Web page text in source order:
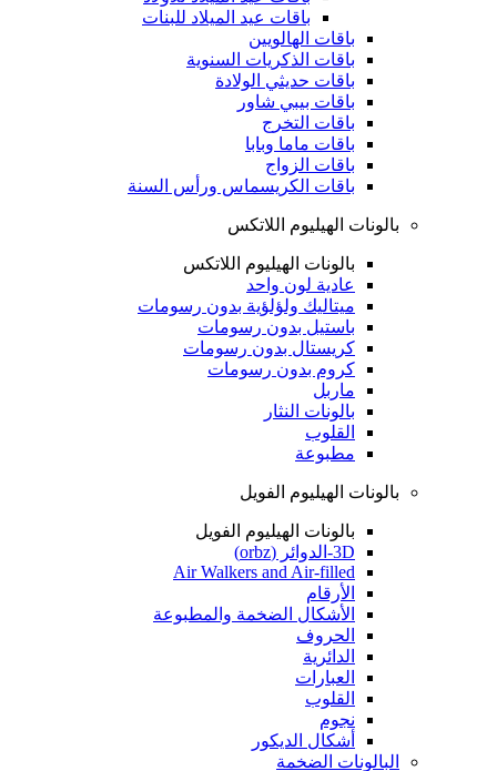
باقات عيد الميلاد للبنات
باقات الهالويين
باقات الذكريات السنوية
باقات حديثي الولادة
باقات بيبي شاور
باقات التخرج
باقات ماما وبابا
باقات الزواج
باقات الكريسماس ورأس السنة
بالونات الهيليوم اللاتكس
بالونات الهيليوم اللاتكس
عادية لون واحد
ميتاليك ولؤلؤية بدون رسومات
باستيل بدون رسومات
كريستال بدون رسومات
كروم بدون رسومات
ماربل
بالونات النثار
القلوب
مطبوعة
بالونات الهيليوم الفويل
بالونات الهيليوم الفويل
3D-الدوائر (orbz)
Air Walkers and Air-filled
الأرقام
الأشكال الضخمة والمطبوعة
الحروف
الدائرية
العبارات
القلوب
نجوم
أشكال الديكور
البالونات الضخمة